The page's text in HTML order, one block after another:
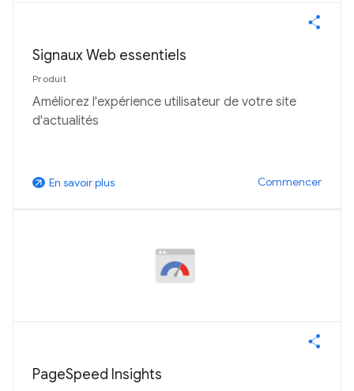
Signaux Web essentiels
Produit
Améliorez l'expérience utilisateur de votre site
d'actualités
arrow_outward En savoir plus Commencer
PageSpeed Insights